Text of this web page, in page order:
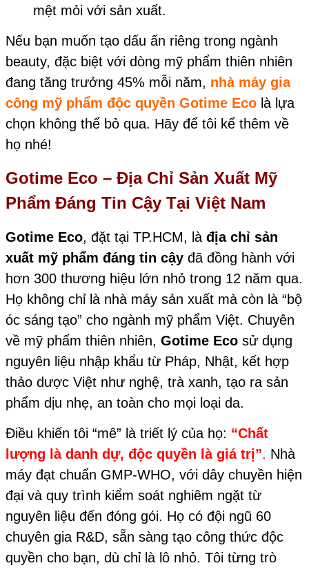
mệt mỏi với sản xuất.
Nếu bạn muốn tạo dấu ấn riêng trong ngành
beauty, đặc biệt với dòng mỹ phẩm thiên nhiên
đang tăng trưởng 45% mỗi năm, nhà máy gia
công mỹ phẩm độc quyền Gotime Eco là lựa
chọn không thể bỏ qua. Hãy để tôi kể thêm về
họ nhé!
Gotime Eco – Địa Chỉ Sản Xuất Mỹ
Phẩm Đáng Tin Cậy Tại Việt Nam
Gotime Eco, đặt tại TP.HCM, là địa chỉ sản
xuất mỹ phẩm đáng tin cậy đã đồng hành với
hơn 300 thương hiệu lớn nhỏ trong 12 năm qua.
Họ không chỉ là nhà máy sản xuất mà còn là “bộ
óc sáng tạo” cho ngành mỹ phẩm Việt. Chuyên
về mỹ phẩm thiên nhiên, Gotime Eco sử dụng
nguyên liệu nhập khẩu từ Pháp, Nhật, kết hợp
thảo dược Việt như nghệ, trà xanh, tạo ra sản
phẩm dịu nhẹ, an toàn cho mọi loại da.
Điều khiến tôi “mê” là triết lý của họ: “Chất
lượng là danh dự, độc quyền là giá trị”. Nhà
máy đạt chuẩn GMP-WHO, với dây chuyền hiện
đại và quy trình kiểm soát nghiêm ngặt từ
nguyên liệu đến đóng gói. Họ có đội ngũ 60
chuyên gia R&D, sẵn sàng tạo công thức độc
quyền cho bạn, dù chỉ là lô nhỏ. Tôi từng trò